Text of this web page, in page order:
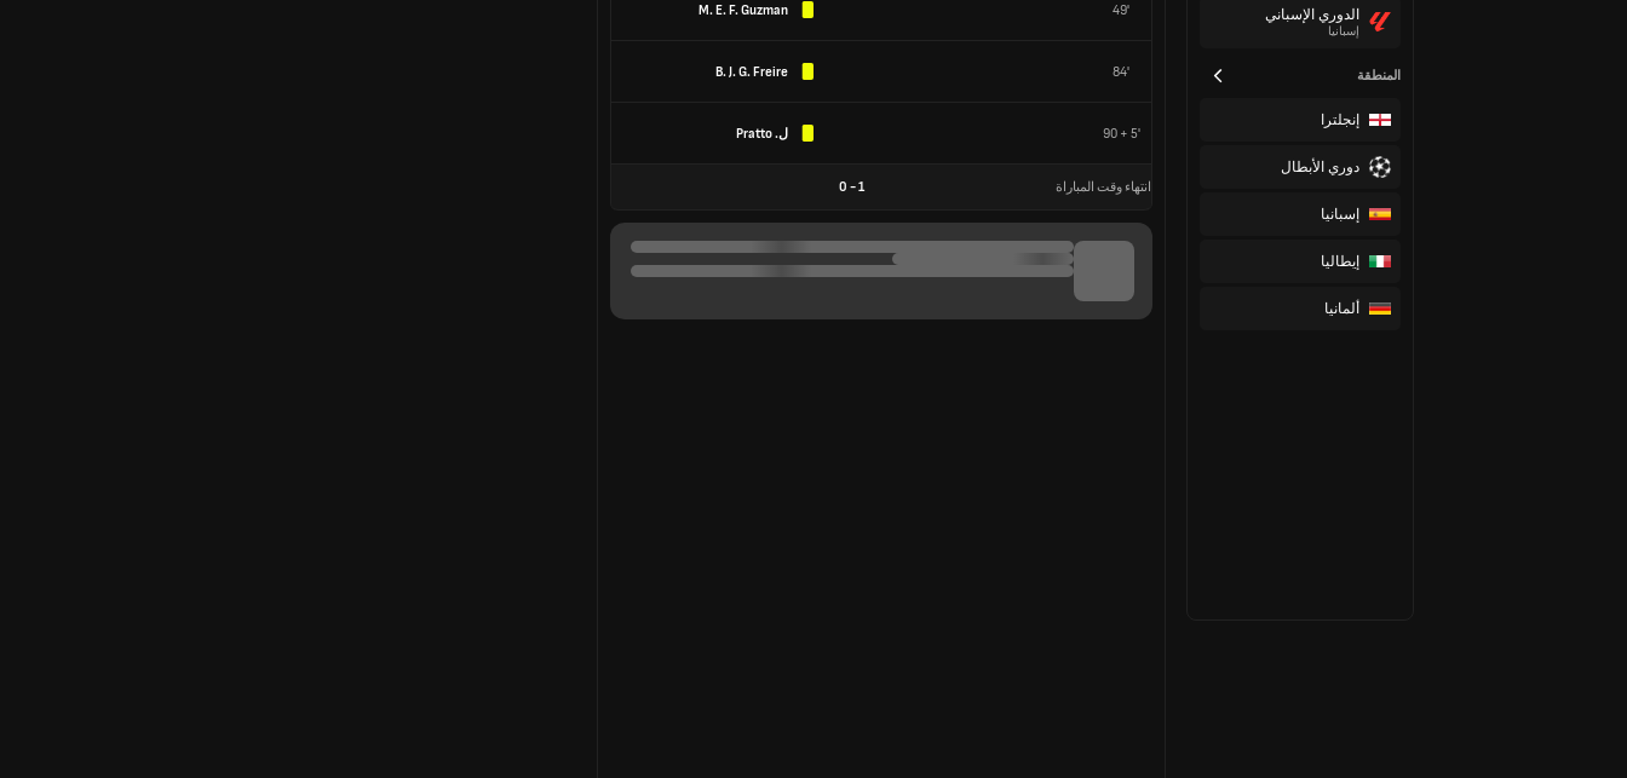
الدوري الإسباني
إسبانيا
المنطقة
إنجلترا
دوري الأبطال
إسبانيا
إيطاليا
ألمانيا
49'
M. E. F. Guzman
84'
B. J. G. Freire
90 + 5' ل. Pratto
انتهاء وقت المباراة 1
-
0